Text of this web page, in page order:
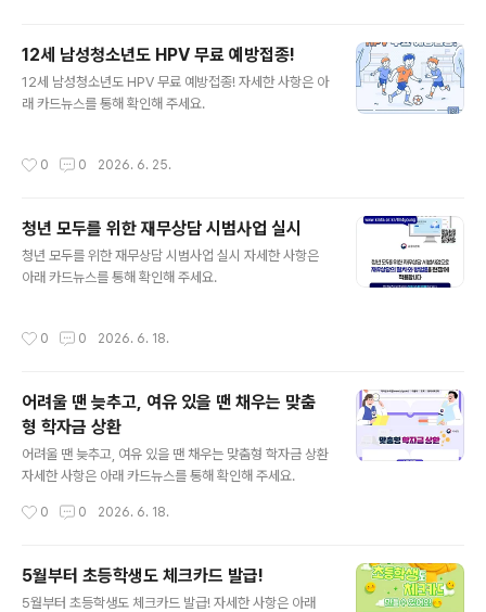
12세 남성청소년도 HPV 무료 예방접종!
12세 남성청소년도 HPV 무료 예방접종! 자세한 사항은 아
래 카드뉴스를 통해 확인해 주세요.
0 0 2026. 6. 25.
청년 모두를 위한 재무상담 시범사업 실시
청년 모두를 위한 재무상담 시범사업 실시 자세한 사항은
아래 카드뉴스를 통해 확인해 주세요.
0 0 2026. 6. 18.
어려울 땐 늦추고, 여유 있을 땐 채우는 맞춤
형 학자금 상환
어려울 땐 늦추고, 여유 있을 땐 채우는 맞춤형 학자금 상환
자세한 사항은 아래 카드뉴스를 통해 확인해 주세요.
0 0 2026. 6. 18.
5월부터 초등학생도 체크카드 발급!
5월부터 초등학생도 체크카드 발급! 자세한 사항은 아래